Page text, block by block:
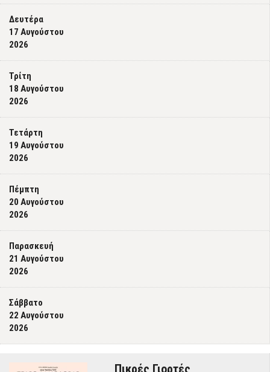
Δευτέρα
17 Αυγούστου
2026
Τρίτη
18 Αυγούστου
2026
Τετάρτη
19 Αυγούστου
2026
Πέμπτη
20 Αυγούστου
2026
Παρασκευή
21 Αυγούστου
2026
Σάββατο
22 Αυγούστου
2026
Πικρές Γιορτές